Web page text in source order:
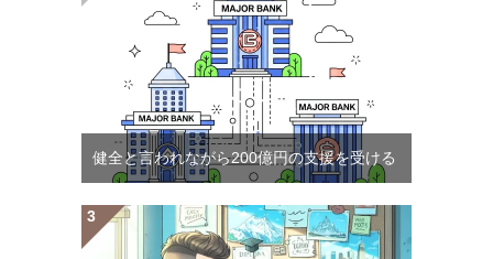
健全と言われながら200億円の支援を受ける